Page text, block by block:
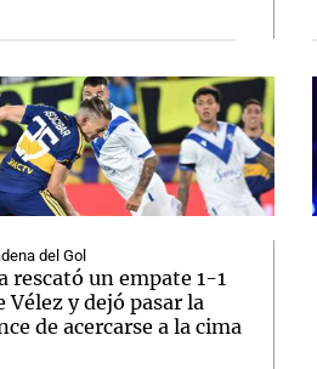
del Gol
rescató un empate 1-1
Vélez y dejó pasar la
de acercarse a la cima
Cadena 3 en Groenlandia